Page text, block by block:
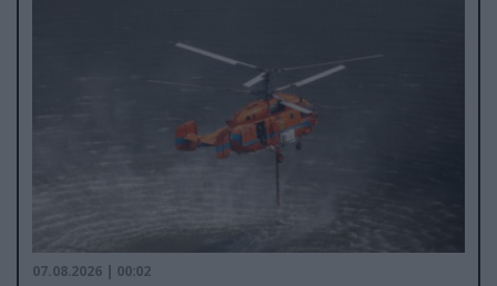
07.08.2026 | 00:02